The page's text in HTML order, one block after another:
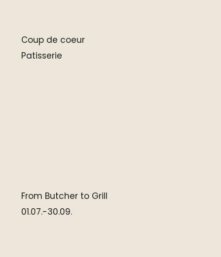
Coup de coeur
Patisserie
From Butcher to Grill
01.07.-30.09.